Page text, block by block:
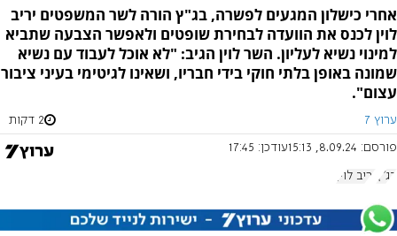
אחרי כישלון המגעים לפשרה, בג"ץ הורה לשר המשפטים יריב
לוין לכנס את הוועדה לבחירת שופטים ולאפשר הצבעה שתביא
למינוי נשיא לעליון. השר לוין הגיב: "לא אוכל לעבוד עם נשיא
שמונה באופן בלתי חוקי בידי חבריו, ושאינו לגיטימי בעיני ציבור
עצום".
ערוץ 7 2 דקות
פורסם: 8.09.24, 15:13 עודכן: 17:45
בג"ץ יריב לוין